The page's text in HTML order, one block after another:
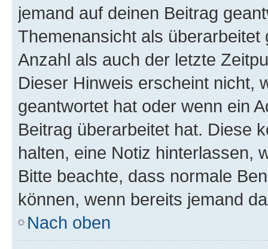
jemand auf deinen Beitrag
Themenansicht als
Anzahl als auch der letzte
Dieser Hinweis erscheint nicht,
geantwortet hat oder wenn ein
Beitrag überarbeitet hat. Diese
halten, eine Notiz hinterlassen,
Bitte beachte, dass normale
können, wenn bereits jemand
Nach oben